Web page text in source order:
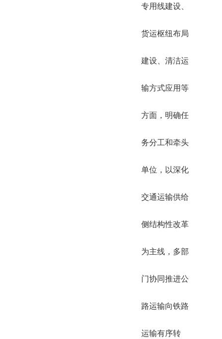
专用线建设、
货运枢纽布局
建设、清洁运
输方式应用等
方面，明确任
务分工和牵头
单位，以深化
交通运输供给
侧结构性改革
为主线，多部
门协同推进公
路运输向铁路
运输有序转